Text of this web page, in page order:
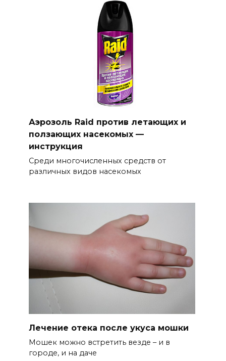
Аэрозоль Raid против летающих и
ползающих насекомых —
инструкция
Среди многочисленных средств от
различных видов насекомых
Лечение отека после укуса мошки
Мошек можно встретить везде – и в
городе, и на даче